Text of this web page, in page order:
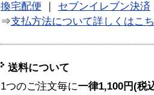
換宅配便
セブンイレブン決済
⇒支払方法について詳しくはこ
送料について
1つのご注文毎に一律1,100円(税